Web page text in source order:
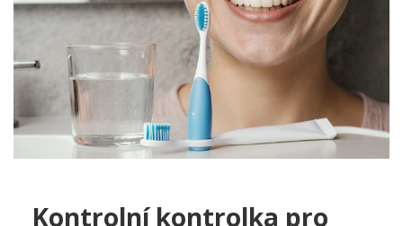
Kontrolní kontrolka pro